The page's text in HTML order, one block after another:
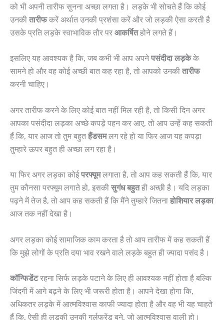
को भी अपनी तारीफ सुनना अच्छा लगता है। लड़के भी सोचते हैं कि कोई
उनकी तारीफकरें अर्थात उनकी प्रशंसा करें और जो लड़की ऐसा करती है
उसके प्रति लड़के स्वाभाविक तौर पर आकर्षितहोने लगते हैं।
इसलिए यह आवश्यक है कि, जब कभी भी आप अपनेपसंदीदा लड़केके
सामने हो और वह कोई अच्छी बात कह रहा है, तो आपको उनकी तारीफ
करनी चाहिए।
अगर तारीफ करने के लिए कोई बात नहीं मिल रही है, तो किसी दिन अगर
आपका पसंदीदा लड़का अच्छे कपड़े पहन कर आए, तो आप उन्हें कह सकती
हैं कि, यार आज तो तुम बहुत हैंडसमलग रहे हो या फिर आज यह कपड़ा
तुम्हारे ऊपर बहुत ही अच्छा लग रहा है।
या फिर अगर लड़का कोईपरफ्यूमलगाता है, तो आप कह सकती हैं कि, यार
तुम कौनसा परफ्यूम लगाते हो, इसकी सुगंध बहुतही अच्छी है। यदि लड़का
पढ़ने में तेज है, तो आप कह सकती हैं कि मैंने तुम्हारे जितना होशियार लड़का
आज तक नहीं देखा है।
अगर लड़का कोई सामाजिक काम करता है तो आप तारीफ में कह सकती हैं
कि मुझे लोगों के प्रति दया भाव रखने वाले लड़के बहुत ही ज्यादा पसंद है।
कॉन्फिडेंटरहना सिर्फ लड़के पटाने के लिए ही आवश्यक नहीं होता है बल्कि
जिंदगी में आगे बढ़ने के लिए भी जरूरी होता है। आपने देखा होगा कि,
अधिकतर लड़के में आत्मविश्वास काफी ज्यादा होता है और वह भी यह चाहते
हैं कि, ऐसी ही लड़की उनकी गर्लफ्रेंड बने, जो आत्मविश्वास वाली हो।